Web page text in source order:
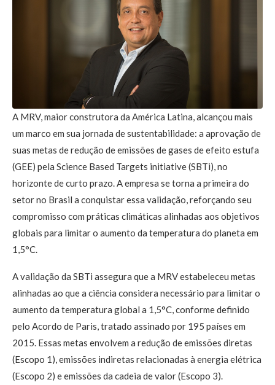
A MRV, maior construtora da América Latina, alcançou mais
um marco em sua jornada de sustentabilidade: a aprovação de
suas metas de redução de emissões de gases de efeito estufa
(GEE) pela Science Based Targets initiative (SBTi), no
horizonte de curto prazo. A empresa se torna a primeira do
setor no Brasil a conquistar essa validação, reforçando seu
compromisso com práticas climáticas alinhadas aos objetivos
globais para limitar o aumento da temperatura do planeta em
1,5°C.
A validação da SBTi assegura que a MRV estabeleceu metas
alinhadas ao que a ciência considera necessário para limitar o
aumento da temperatura global a 1,5°C, conforme definido
pelo Acordo de Paris, tratado assinado por 195 países em
2015. Essas metas envolvem a redução de emissões diretas
(Escopo 1), emissões indiretas relacionadas à energia elétrica
(Escopo 2) e emissões da cadeia de valor (Escopo 3).